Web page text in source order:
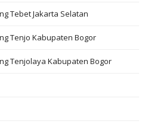
Tebet Jakarta Selatan
Tenjo Kabupaten Bogor
Tenjolaya Kabupaten Bogor